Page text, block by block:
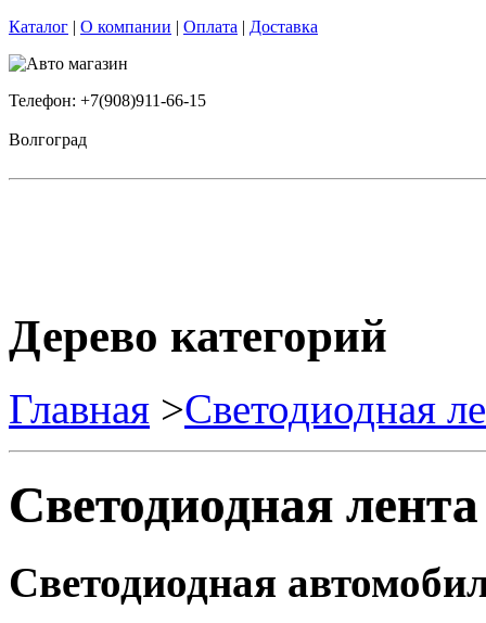
Каталог | О компании | Оплата | Доставка
Телефон: +7(908)911-66-15
Волгоград
Дерево категорий
Главная >Светодиодная
Светодиодная лента
Светодиодная